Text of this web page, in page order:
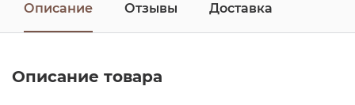
Описание Отзывы Доставка
Описание товара